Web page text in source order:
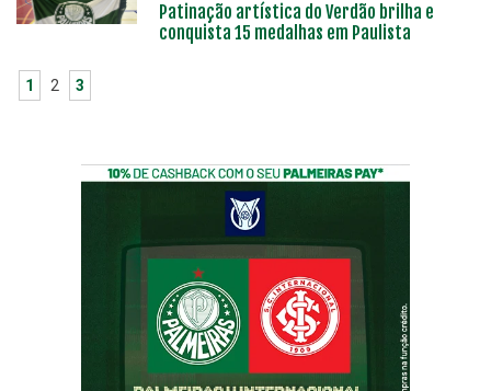
Patinação artística do Verdão brilha e
conquista 15 medalhas em Paulista
1 2 3